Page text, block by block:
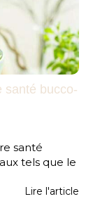
santé bucco-
santé
tels que le
Lire l'article